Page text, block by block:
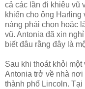
cả các lần đi khiêu vũ
khiến cho ông
nàng phải chọn hoặc
vũ. Antonia đã xin
biết đâu rằng đây là
Sau khi thoát khỏi
Antonia trở về nhà nơi
thành phố Lincoln.